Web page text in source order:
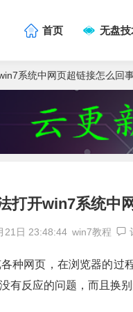
首页 无盘技
系统中网页超链接怎么回
打开win7系统中
21日 23:48:44 win7教程
种网页，在浏览器的
有反应的问题，而且换